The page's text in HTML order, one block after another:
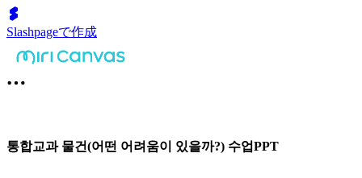
Slashpageで作成
통합교과 물건(어떤 어려움이 있을까?) 수업PPT